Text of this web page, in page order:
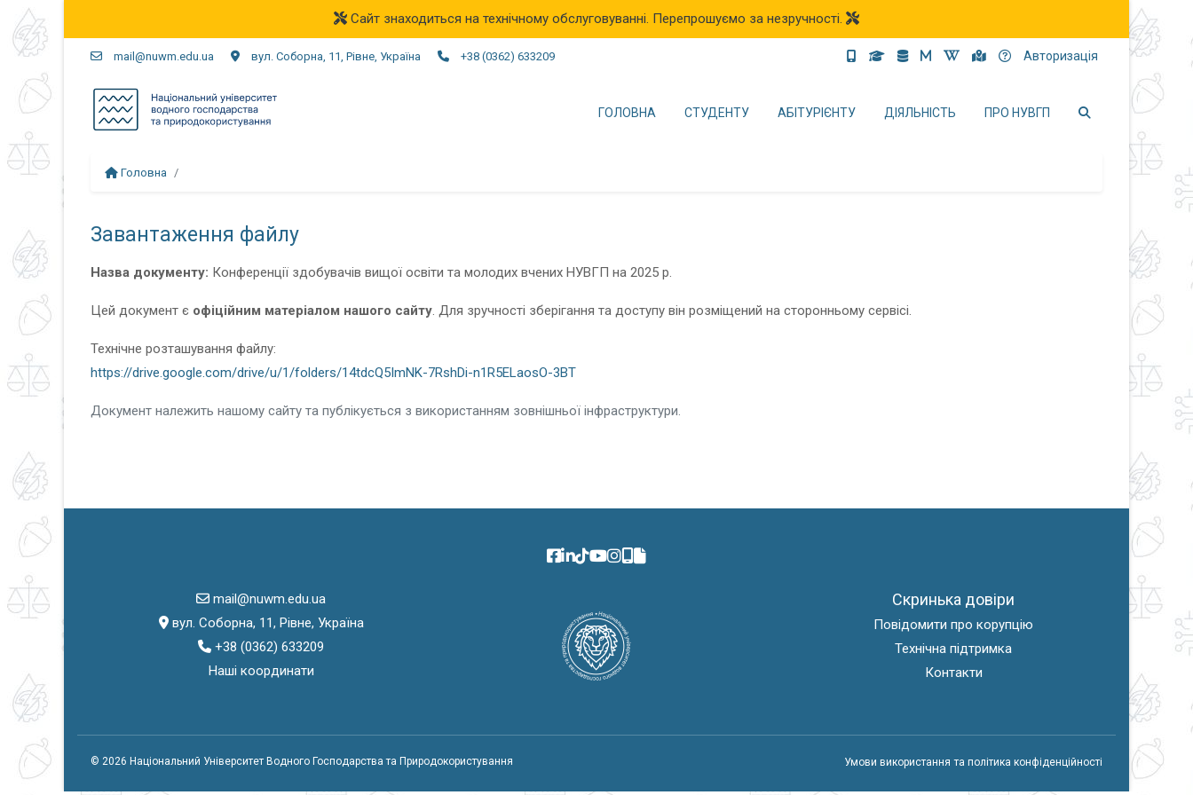
Сайт знаходиться на технічному обслуговуванні. Перепрошуємо за незручності.
mail@nuwm.edu.ua вул. Соборна, 11, Рівне, Україна +38 (0362) 633209 Авторизація
ГОЛОВНА СТУДЕНТУ АБІТУРІЄНТУ ДІЯЛЬНІСТЬ ПРО НУВГП
Головна
Завантаження файлу
Назва документу: Конференції здобувачів вищої освіти та молодих вчених НУВГП на 2025 р.
Цей документ є офіційним матеріалом нашого сайту. Для зручності зберігання та доступу він розміщений на сторонньому сервісі.
Технічне розташування файлу:
https://drive.google.com/drive/u/1/folders/14tdcQ5ImNK-7RshDi-n1R5ELaosO-3BT
Документ належить нашому сайту та публікується з використанням зовнішньої інфраструктури.
mail@nuwm.edu.ua
вул. Соборна, 11, Рівне, Україна
+38 (0362) 633209
Наші координати
Скринька довіри
Повідомити про корупцію
Технічна підтримка
Контакти
© 2026 Національний Університет Водного Господарства та Природокористування Умови використання та політика конфіденційності